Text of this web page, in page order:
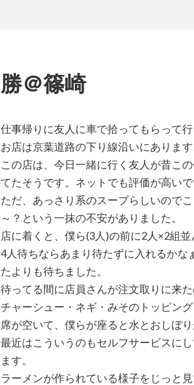
勝＠篠崎
仕事帰りに友人に車で拾ってもらって行
お店は京葉道路の下り線沿いにあります
この店は、今日一緒に行く友人が昔こ
てたそうです。ネットでも評価が高いで
ただ、あっさり系のスープらしいので
～？という一抹の不安がありました。
店に着くと、僕ら(3人)の前に2人×2組並
4人待ちならあまり待たずに入れるかな
たよりも待ちました。
待ってる間に店員さんが注文取りに来た
チャーシュー・ネギ・みそのトッピング
席が空いて、僕らが座ると水とおしぼり
最近はこういうのもセルフサービスに
ます。
ラーメンが作られている様子をじっと